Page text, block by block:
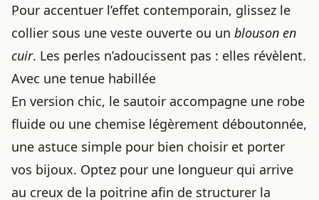
Pour accentuer l’effet contemporain, glissez le
collier sous une veste ouverte ou un blouson en
cuir. Les perles n’adoucissent pas : elles révèlent.
Avec une tenue habillée
En version chic, le sautoir accompagne une robe
fluide ou une chemise légèrement déboutonnée,
une astuce simple pour bien choisir et porter
vos bijoux. Optez pour une longueur qui arrive
au creux de la poitrine afin de structurer la